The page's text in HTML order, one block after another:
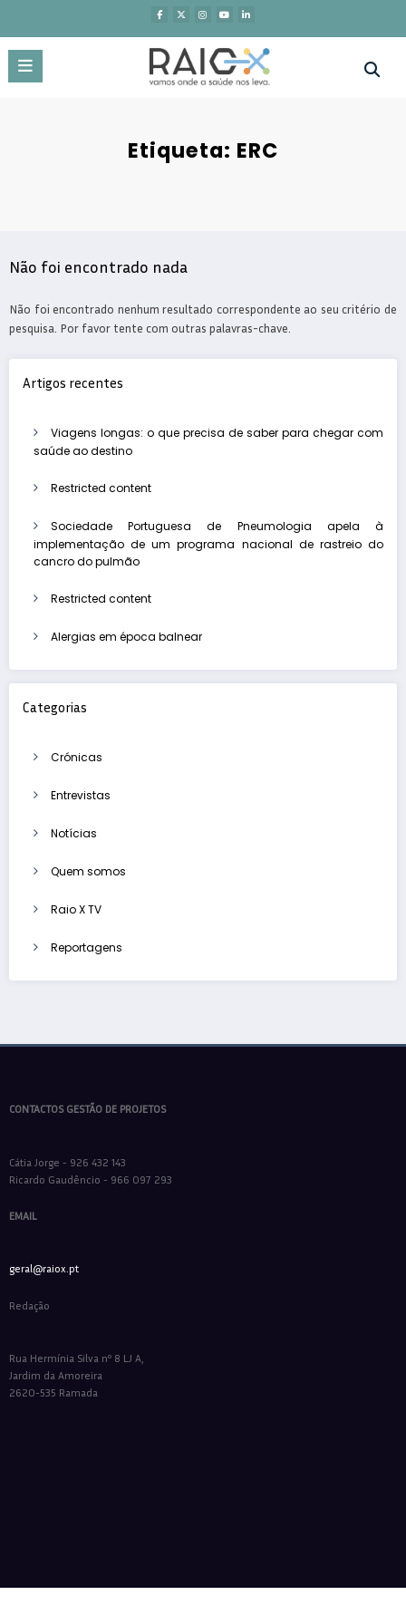
o
conteúdo
Etiqueta: ERC
Não foi encontrado nada
Não foi encontrado nenhum resultado correspondente ao seu critério de
pesquisa. Por favor tente com outras palavras-chave.
Artigos recentes
Viagens longas: o que precisa de saber para chegar com
saúde ao destino
Restricted content
Sociedade Portuguesa de Pneumologia apela à
implementação de um programa nacional de rastreio do
cancro do pulmão
Restricted content
Alergias em época balnear
Categorias
Crónicas
Entrevistas
Notícias
Quem somos
Raio X TV
Reportagens
CONTACTOS GESTÃO DE PROJETOS
Cátia Jorge - 926 432 143
Ricardo Gaudêncio - 966 097 293
EMAIL
geral@raiox.pt
Redação
Rua Hermínia Silva nº 8 LJ A,
Jardim da Amoreira
2620-535 Ramada